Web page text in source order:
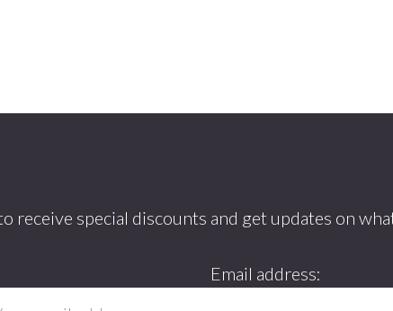
receive special discounts and get updates on
Email address: